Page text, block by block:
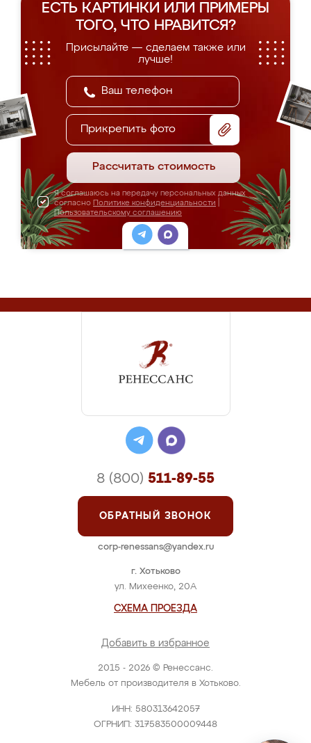
ЕСТЬ КАРТИНКИ ИЛИ ПРИМЕРЫ
ТОГО, ЧТО НРАВИТСЯ?
Присылайте — сделаем также или
лучше!
Прикрепить фото
Рассчитать стоимость
Я соглашаюсь на передачу персональных данных
согласно Политике конфиденциальности
Пользовательскому соглашению
2015 - 2026 © Ренессанс.
Мебель от производителя в Хотьково.
ИНН: 580313642057
ОГРНИП: 317583500009448
г. Хотьково
ул. Михеенко, 20А
СХЕМА ПРОЕЗДА
Добавить в избранное
8 (800) 511-89-55
ОБРАТНЫЙ ЗВОНОК
corp-renessans@yandex.ru